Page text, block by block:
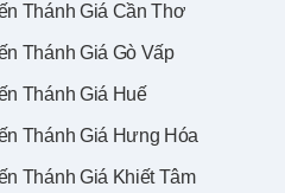
Thánh Giá Cần Thơ
Thánh Giá Gò Vấp
Thánh Giá Huế
Thánh Giá Hưng Hóa
Thánh Giá Khiết Tâm